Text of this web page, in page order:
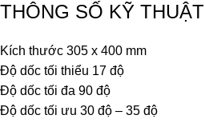
THÔNG SỐ KỸ THUẬT
Kích thước 305 x 400 mm
Độ dốc tối thiểu 17 độ
Độ dốc tối đa 90 độ
Độ dốc tối ưu 30 độ – 35 độ